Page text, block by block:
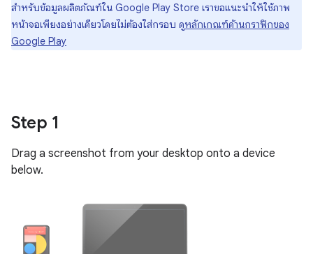
สำหรับข้อมูลผลิตภัณฑ์ใน Google Play Store เราขอแนะนำให้ใช้ภาพ
หน้าจอเพียงอย่างเดียวโดยไม่ต้องใส่กรอบ ดูหลักเกณฑ์ด้านกราฟิกของ
Google Play